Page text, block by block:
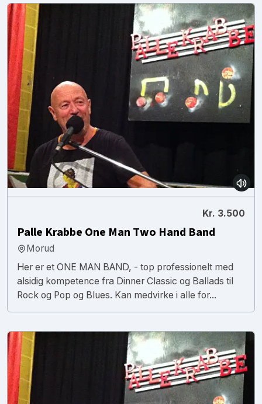
Kr. 3.500
Palle Krabbe One Man Two Hand Band
Morud
Her er et ONE MAN BAND, - top professionelt med
alsidig kompetence fra Dinner Classic og Ballads til
Rock og Pop og Blues. Kan medvirke i alle for...